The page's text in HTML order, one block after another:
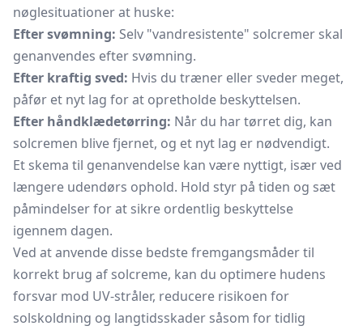
nøglesituationer at huske:
Efter svømning: Selv "vandresistente" solcremer skal
genanvendes efter svømning.
Efter kraftig sved: Hvis du træner eller sveder meget,
påfør et nyt lag for at opretholde beskyttelsen.
Efter håndklædetørring: Når du har tørret dig, kan
solcremen blive fjernet, og et nyt lag er nødvendigt.
Et skema til genanvendelse kan være nyttigt, især ved
længere udendørs ophold. Hold styr på tiden og sæt
påmindelser for at sikre ordentlig beskyttelse
igennem dagen.
Ved at anvende disse bedste fremgangsmåder til
korrekt brug af solcreme, kan du optimere hudens
forsvar mod UV-stråler, reducere risikoen for
solskoldning og langtidsskader såsom for tidlig